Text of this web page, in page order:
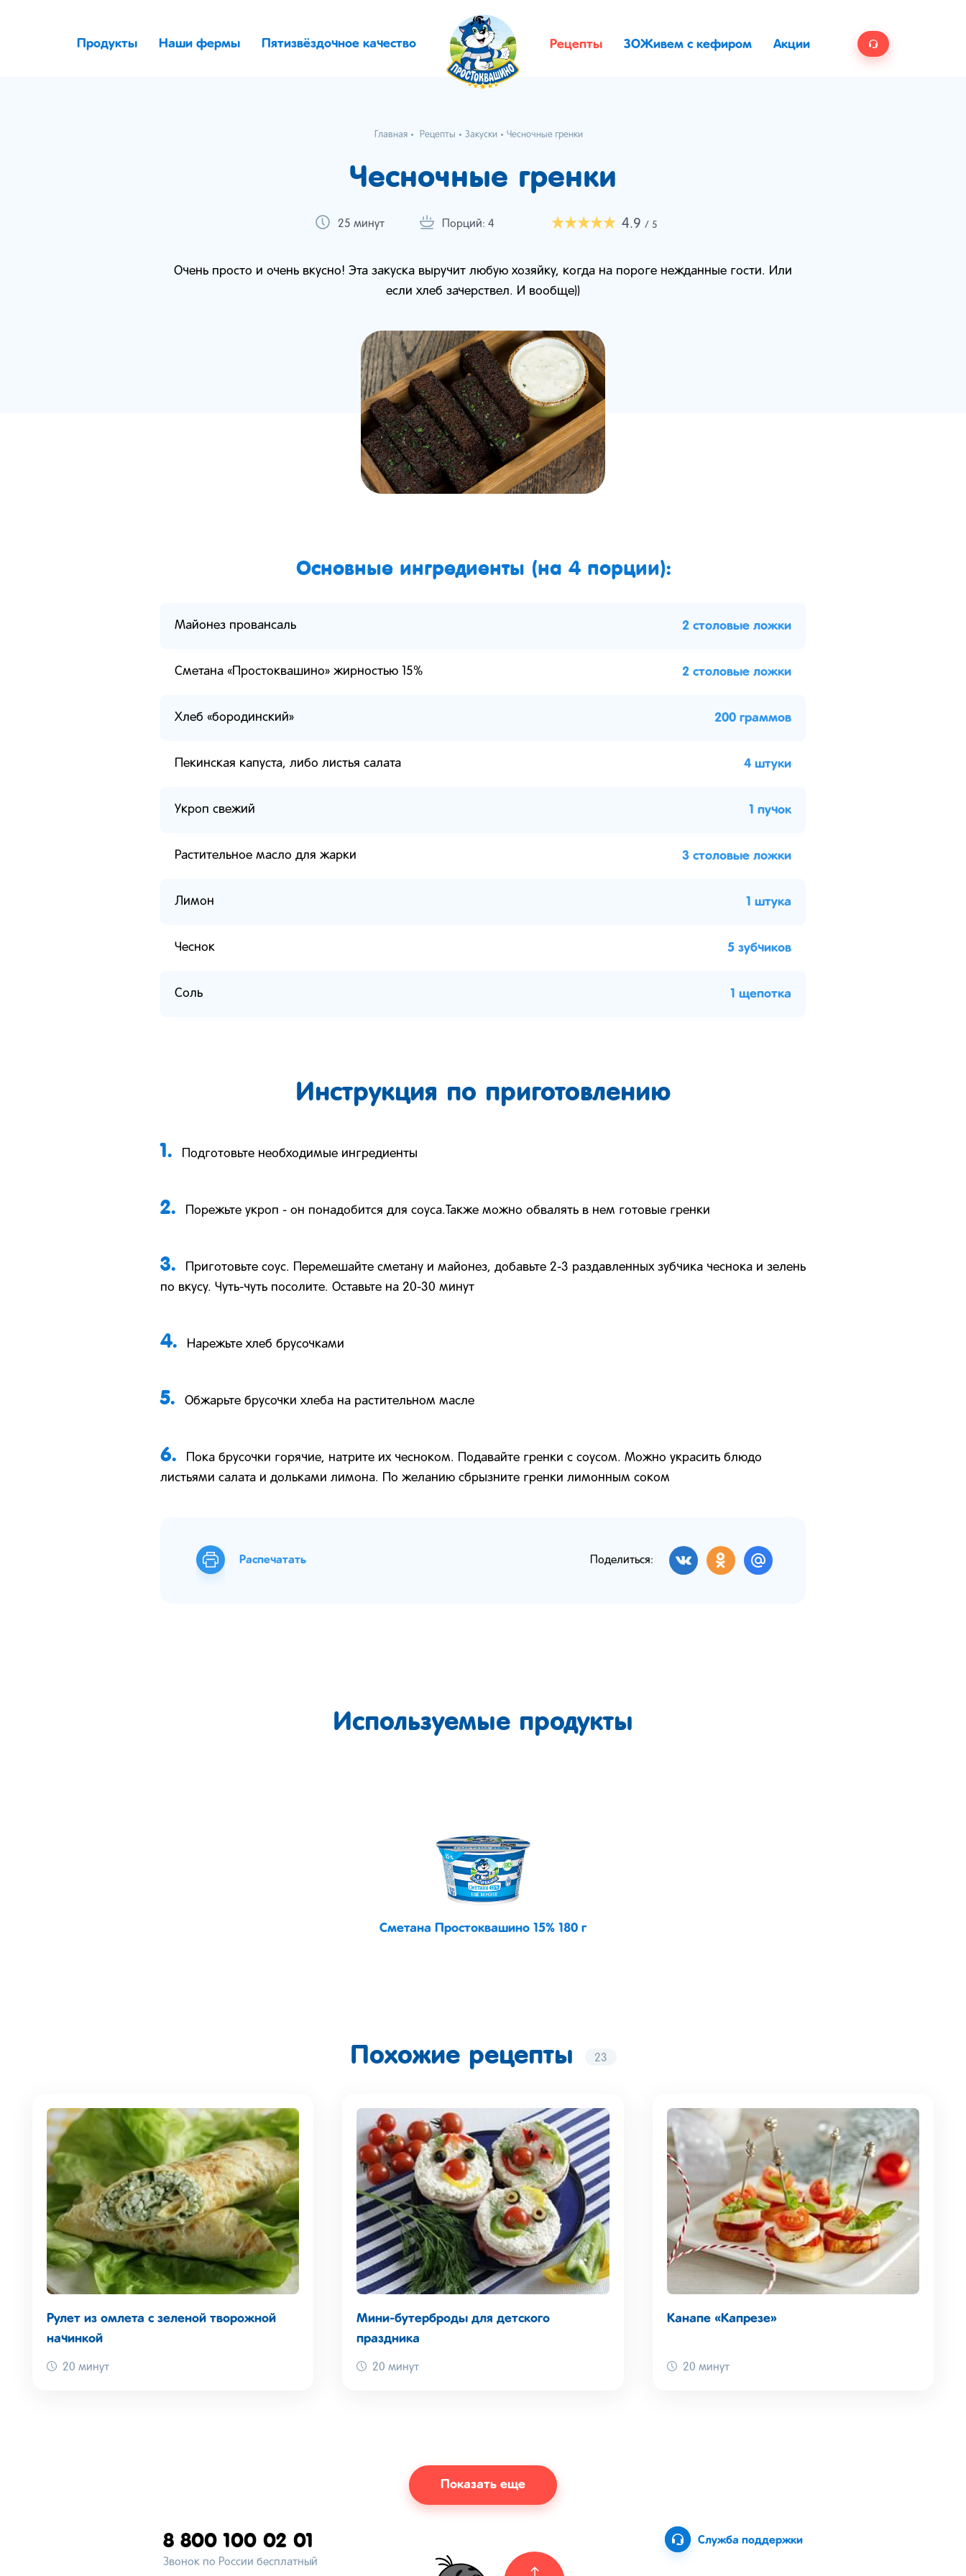
Продукты Наши фермы Пятизвёздочное качество Рецепты ЗОЖивем с кефиром Акции
Главная Рецепты Закуски Чесночные гренки
Чесночные гренки
25 минут Порций: 4 4.9 / 5
Очень просто и очень вкусно! Эта закуска выручит любую хозяйку, когда на пороге нежданные гости. Или
если хлеб зачерствел. И вообще))
Основные ингредиенты (на 4 порции):
Майонез провансаль 2 столовые ложки
Сметана «Простоквашино» жирностью 15% 2 столовые ложки
Хлеб «бородинский» 200 граммов
Пекинская капуста, либо листья салата 4 штуки
Укроп свежий 1 пучок
Растительное масло для жарки 3 столовые ложки
Лимон 1 штука
Чеснок 5 зубчиков
Соль 1 щепотка
Инструкция по приготовлению
1. Подготовьте необходимые ингредиенты
2. Порежьте укроп - он понадобится для соуса.Также можно обвалять в нем готовые гренки
3.
Приготовьте соус. Перемешайте сметану и майонез, добавьте 2-3 раздавленных зубчика чеснока и зелень
по вкусу. Чуть-чуть посолите. Оставьте на 20-30 минут
4. Нарежьте хлеб брусочками
5. Обжарьте брусочки хлеба на растительном масле
6.
Пока брусочки горячие, натрите их чесноком. Подавайте гренки с соусом. Можно украсить блюдо
листьями салата и дольками лимона. По желанию сбрызните гренки лимонным соком
Распечатать Поделиться:
Используемые продукты
Сметана Простоквашино 15% 180 г
Похожие рецепты 23
Рулет из омлета с зеленой творожной
начинкой
20 минут
Мини-бутерброды для детского
праздника
20 минут
Канапе «Капрезе»
20 минут
Показать еще
Служба поддержки
8 800 100 02 01
Звонок по России бесплатный